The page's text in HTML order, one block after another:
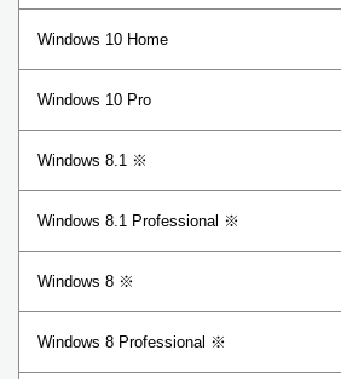
Windows 10 Home
Windows 10 Pro
Windows 8.1 ※
Windows 8.1 Professional ※
Windows 8 ※
Windows 8 Professional ※